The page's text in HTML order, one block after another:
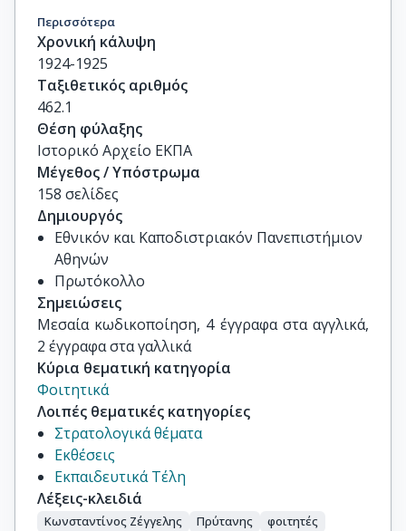
Περισσότερα
Χρονική κάλυψη
1924-1925
Ταξιθετικός αριθμός
462.1
Θέση φύλαξης
Ιστορικό Αρχείο ΕΚΠΑ
Μέγεθος / Υπόστρωμα
158 σελίδες
Δημιουργός
Εθνικόν και Καποδιστριακόν Πανεπιστήμιον
Αθηνών
Πρωτόκολλο
Σημειώσεις
Μεσαία κωδικοποίηση, 4 έγγραφα στα αγγλικά,
2 έγγραφα στα γαλλικά
Κύρια θεματική κατηγορία
Φοιτητικά
Λοιπές θεματικές κατηγορίες
Στρατολογικά θέματα
Εκθέσεις
Εκπαιδευτικά Τέλη
Λέξεις-κλειδιά
Κωνσταντίνος Ζέγγελης Πρύτανης
φοιτητές